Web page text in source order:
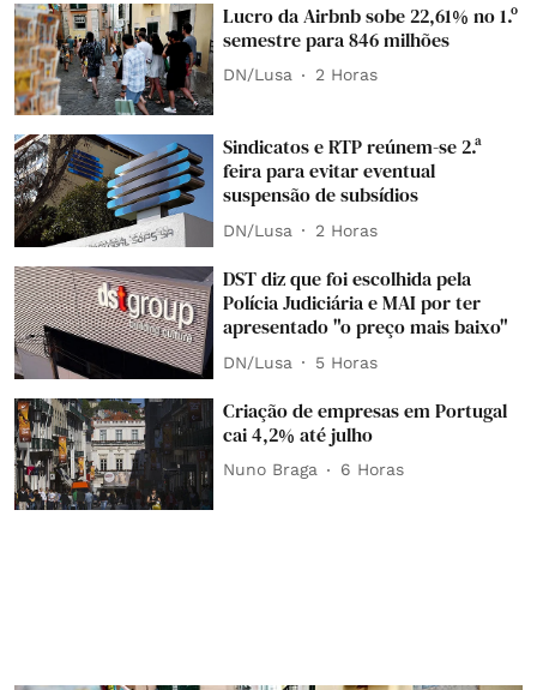
Lucro da Airbnb sobe 22,61% no 1.º
semestre para 846 milhões
DN/Lusa 2 Horas
Sindicatos e RTP reúnem-se 2.ª
feira para evitar eventual
suspensão de subsídios
DN/Lusa 2 Horas
DST diz que foi escolhida pela
Polícia Judiciária e MAI por ter
apresentado "o preço mais baixo"
DN/Lusa 5 Horas
Criação de empresas em Portugal
cai 4,2% até julho
Nuno Braga 6 Horas